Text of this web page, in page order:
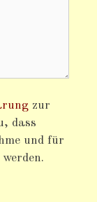
zur
dass
und für